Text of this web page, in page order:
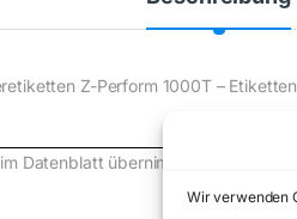
Wir verwenden
Z-Perform 1000T –
Datenblatt übernimmt (buy-